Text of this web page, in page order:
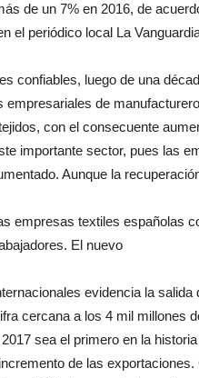
de un 7% en 2016, de
el periódico local La
confiables, luego de una
empresariales de
con el consecuente
importante sector, pues las
Aunque la
empresas textiles españolas
El nuevo
evidencia la
cercana a los 4 mil millones
sea el primero en la
de las